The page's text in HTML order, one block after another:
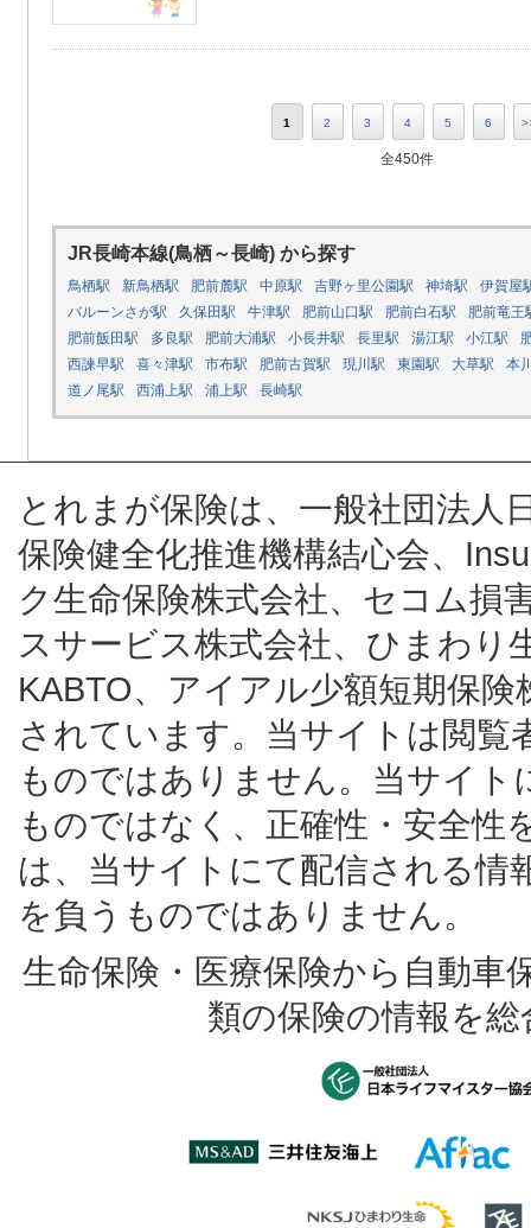
1 2 3 4 5 6
全450件
JR長崎本線(鳥栖～長崎) から探す
鳥栖駅 新鳥栖駅 肥前麓駅 中原駅 吉野ヶ里公園駅 神埼駅
伊賀屋
バルーンさが駅
久保田駅 牛津駅 肥前山口駅 肥前白石駅
肥前竜王
肥前飯田駅
多良駅 肥前大浦駅 小長井駅 長里駅 湯江駅 小江駅
西諫早駅
喜々津駅 市布駅 肥前古賀駅 現川駅 東園駅 大草駅
本
道ノ尾駅
西浦上駅 浦上駅 長崎駅
とれまが保険は、一般社団法人
保険健全化推進機構結心会、
ク生命保険株式会社、セコム損
スサービス株式会社、ひまわり
KABTO、アイアル少額短期保
されています。当サイトは閲覧
ものではありません。当サイ
ものではなく、正確性・安全性
は、当サイトにて配信される情
を負うものではありません。
生命保険・医療保険から自動車
類の保険の情報を